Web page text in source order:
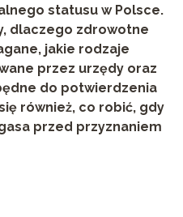
statusu w Polsce.
dlaczego zdrowotne
jakie rodzaje
przez urzędy oraz
do potwierdzenia
również, co robić, gdy
przed przyznaniem